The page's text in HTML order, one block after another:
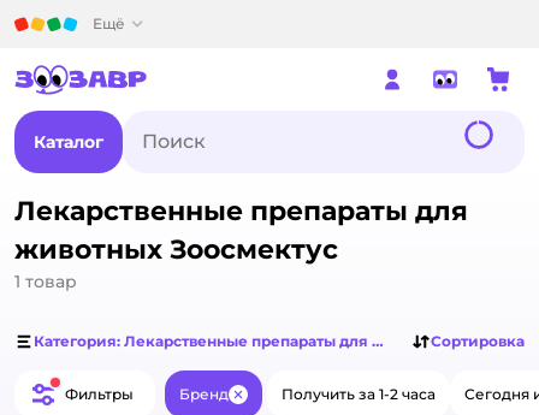
Ещё
Каталог
Лекарственные препараты для
животных Зоосмектус
1 товар
Категория: Лекарственные препараты для животныхСортировка
Фильтры Бренд ЗакрытьПолучить за 1-2 часа Сегодня